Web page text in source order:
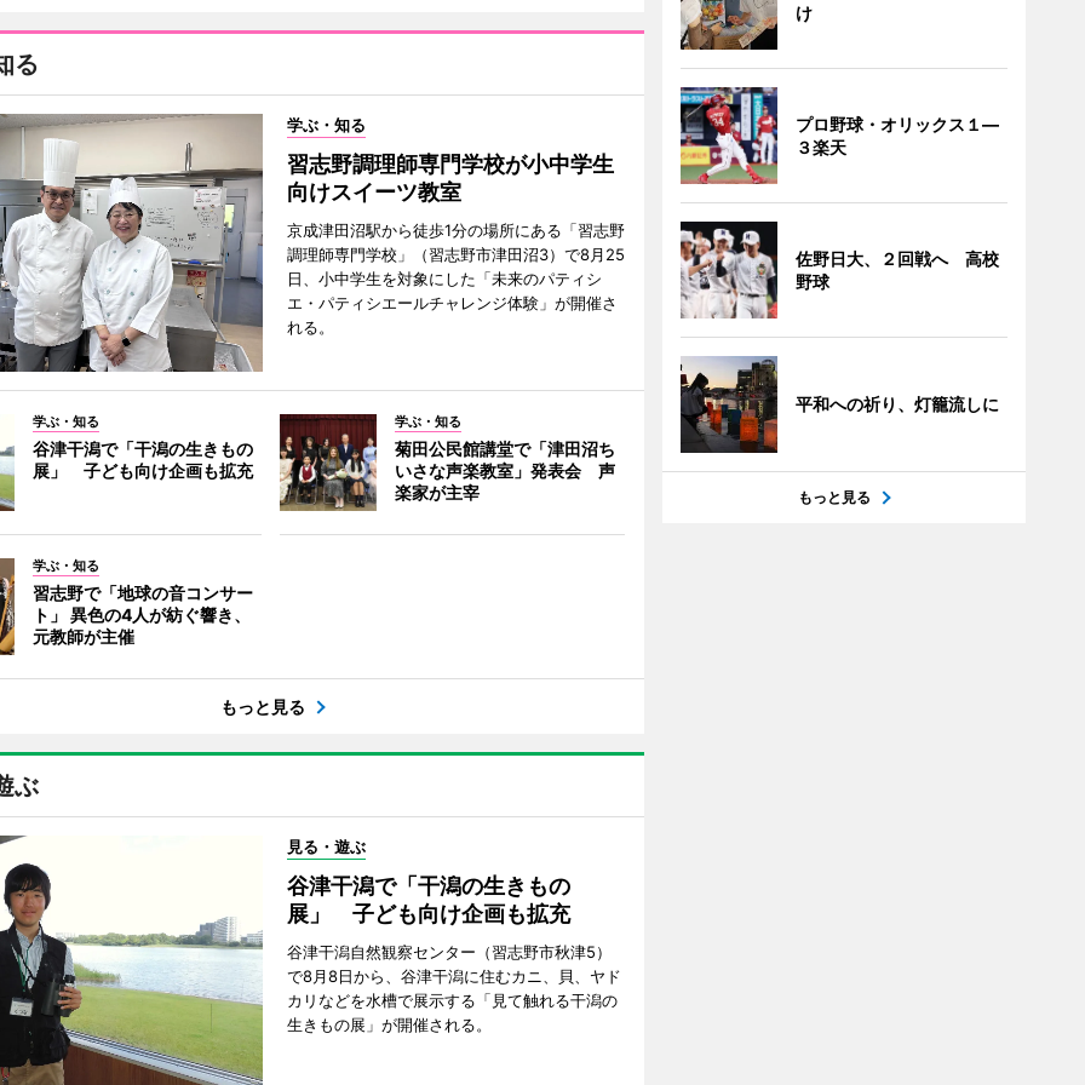
る
学ぶ・知る
習志野調理師専門学校が小中学生
向けスイーツ教室
京成津田沼駅から徒歩1分の場所にある「習志野
調理師専門学校」（習志野市津田沼3）で8月25
日、小中学生を対象にした「未来のパティシ
エ・パティシエールチャレンジ体験」が開催さ
れる。
学ぶ・知る
谷津干潟で「干潟の生きもの
展」 子ども向け企画も拡充
学ぶ・知る
菊田公民館講堂で「津田沼ち
いさな声楽教室」発表会 声
楽家が主宰
学ぶ・知る
習志野で「地球の音コンサー
ト」 異色の4人が紡ぐ響き、
元教師が主催
もっと見る
ぶ
見る・遊ぶ
谷津干潟で「干潟の生きもの
展」 子ども向け企画も拡充
谷津干潟自然観察センター（習志野市秋津5）
で8月8日から、谷津干潟に住むカニ、貝、ヤド
カリなどを水槽で展示する「見て触れる干潟の
生きもの展」が開催される。
け
プロ野球・オリックス１―
３楽天
佐野日大、２回戦へ 高校
野球
平和への祈り、灯籠流しに
もっと見る